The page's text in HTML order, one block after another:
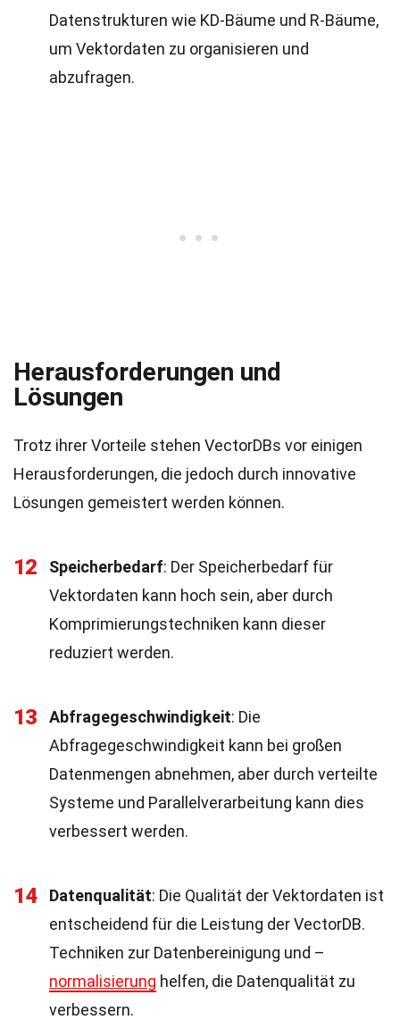
Datenstrukturen wie KD-Bäume und R-Bäume,
um Vektordaten zu organisieren und
abzufragen.
Herausforderungen und
Lösungen
Trotz ihrer Vorteile stehen VectorDBs vor einigen
Herausforderungen, die jedoch durch innovative
Lösungen gemeistert werden können.
12 Speicherbedarf: Der Speicherbedarf für
Vektordaten kann hoch sein, aber durch
Komprimierungstechniken kann dieser
reduziert werden.
13 Abfragegeschwindigkeit: Die
Abfragegeschwindigkeit kann bei großen
Datenmengen abnehmen, aber durch verteilte
Systeme und Parallelverarbeitung kann dies
verbessert werden.
14 Datenqualität: Die Qualität der Vektordaten ist
entscheidend für die Leistung der VectorDB.
Techniken zur Datenbereinigung und –
normalisierung helfen, die Datenqualität zu
verbessern.